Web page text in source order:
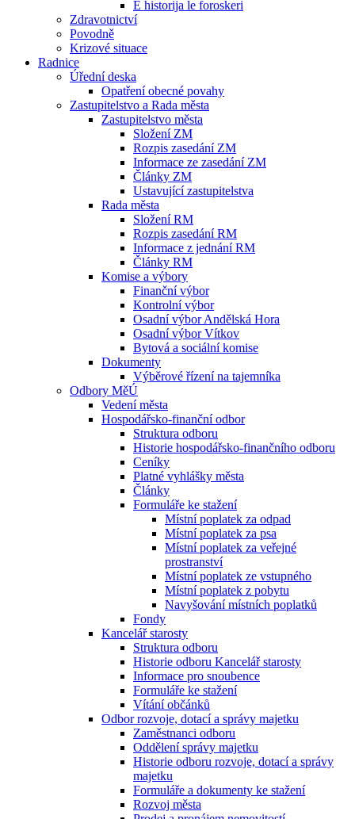
E historija le foroskeri
Zdravotnictví
Povodně
Krizové situace
Radnice
Úřední deska
Opatření obecné povahy
Zastupitelstvo a Rada města
Zastupitelstvo města
Složení ZM
Rozpis zasedání ZM
Informace ze zasedání ZM
Články ZM
Ustavující zastupitelstva
Rada města
Složení RM
Rozpis zasedání RM
Informace z jednání RM
Články RM
Komise a výbory
Finanční výbor
Kontrolní výbor
Osadní výbor Andělská Hora
Osadní výbor Vítkov
Bytová a sociální komise
Dokumenty
Výběrové řízení na tajemníka
Odbory MěÚ
Vedení města
Hospodářsko-finanční odbor
Struktura odboru
Historie hospodářsko-finančního odboru
Ceníky
Platné vyhlášky města
Články
Formuláře ke stažení
Místní poplatek za odpad
Místní poplatek za psa
Místní poplatek za veřejné
prostranství
Místní poplatek ze vstupného
Místní poplatek z pobytu
Navyšování místních poplatků
Fondy
Kancelář starosty
Struktura odboru
Historie odboru Kancelář starosty
Informace pro snoubence
Formuláře ke stažení
Vítání občánků
Odbor rozvoje, dotací a správy majetku
Zaměstnanci odboru
Oddělení správy majetku
Historie odboru rozvoje, dotací a správy
majetku
Formuláře a dokumenty ke stažení
Rozvoj města